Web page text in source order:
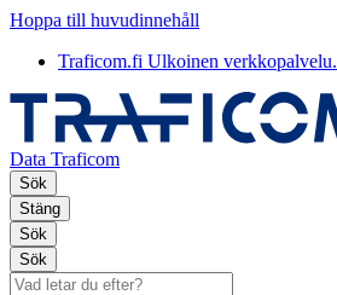
Hoppa till huvudinnehåll
Traficom.fi Ulkoinen verkkopalvelu.
Data Traficom
Sök
Stäng
Sök
Sök